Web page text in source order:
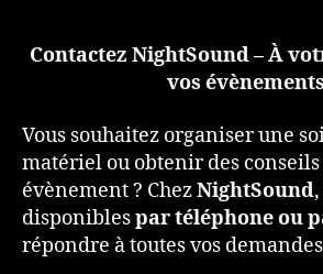
Contactez NightSound – À
vos évènements
Vous souhaitez organiser une
matériel ou obtenir des
évènement ? ChezNightSound
disponiblespar téléphone ou
répondre à toutes vos